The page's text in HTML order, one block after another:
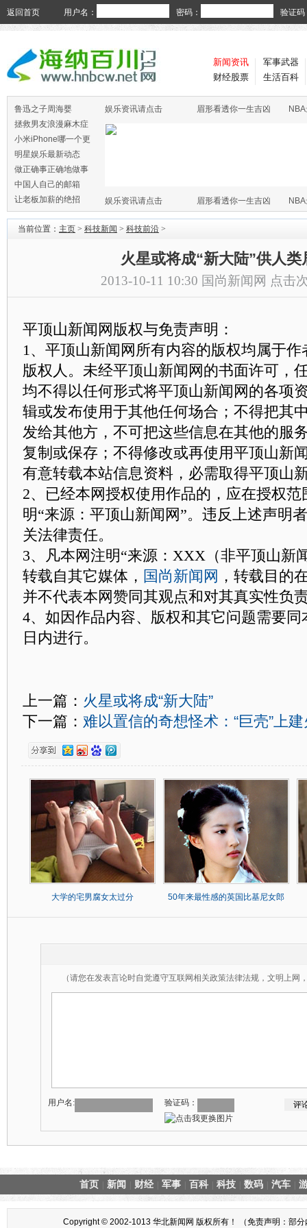
返回首页 用户名： 密码： 验证码
新闻资讯
财经股票
军事武器
生活百科
鲁迅之子周海婴
拯救男友浪漫麻木症
小米iPhone哪一个更
火
明星娱乐最新动态
做正确事正确地做事
中国人自己的邮箱
让老板加薪的绝招
娱乐资讯请点击 眉形看透你一生吉凶
娱乐资讯请点击 眉形看透你一生吉凶
当前位置： 主页 > 科技新闻 > 科技前沿 >
火星或将成“新大陆”供人类
2013-10-11 10:30 国尚新闻网 点击
平顶山新闻网版权与免责声明：
1、平顶山新闻网所有内容的版权均属于
版权人。未经平顶山新闻网的书面许可，
均不得以任何形式将平顶山新闻网的各项
辑或发布使用于其他任何场合；不得把其
发给其他方，不可把这些信息在其他的服
复制或保存；不得修改或再使用平顶山新
有意转载本站信息资料，必需取得平顶山
2、已经本网授权使用作品的，应在授权
明“来源：平顶山新闻网”。违反上述声明
关法律责任。
3、凡本网注明“来源：XXX（非平顶山新
转载自其它媒体， 国尚新闻网 ，转载目的
并不代表本网赞同其观点和对其真实性负
4、如因作品内容、版权和其它问题需要同
日内进行。
上一篇： 火星或将成“新大陆”
下一篇： 难以置信的奇想怪术：“巨壳”上
大学的宅男腐女太过分 50年来最性感的英国比基尼女郎
（请您在发表言论时自觉遵守互联网相关政策法律法规，文明上网
用户名: 验证码：
首页 新闻 财经 军事 百科 科技 数码 汽车
Copyright © 2002-1013 华北新闻网 版权所有！ （免责声明：部